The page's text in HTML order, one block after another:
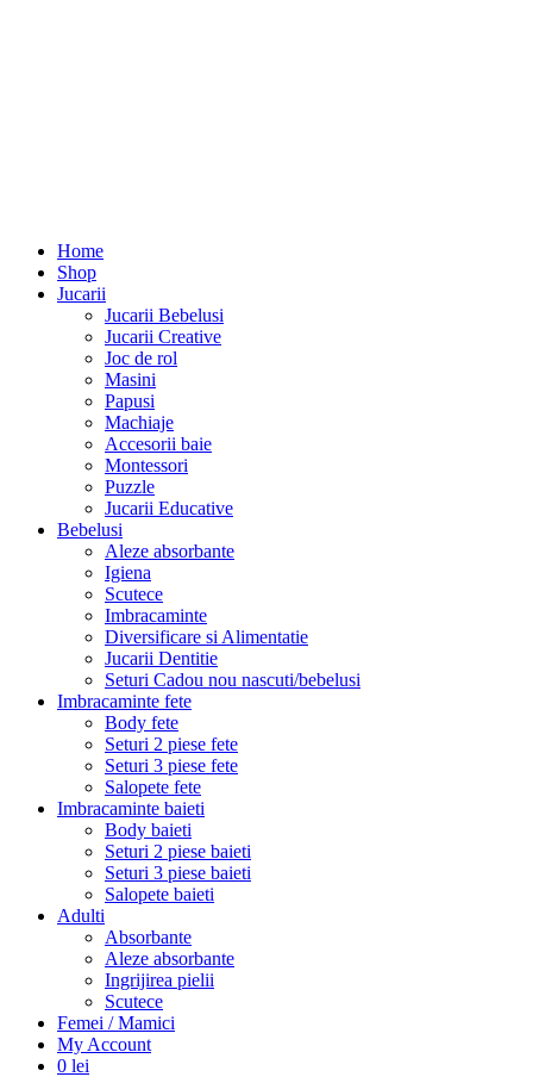
Home
Shop
Jucarii
Jucarii Bebelusi
Jucarii Creative
Joc de rol
Masini
Papusi
Machiaje
Accesorii baie
Montessori
Puzzle
Jucarii Educative
Bebelusi
Aleze absorbante
Igiena
Scutece
Imbracaminte
Diversificare si Alimentatie
Jucarii Dentitie
Seturi Cadou nou nascuti/bebelusi
Imbracaminte fete
Body fete
Seturi 2 piese fete
Seturi 3 piese fete
Salopete fete
Imbracaminte baieti
Body baieti
Seturi 2 piese baieti
Seturi 3 piese baieti
Salopete baieti
Adulti
Absorbante
Aleze absorbante
Ingrijirea pielii
Scutece
Femei / Mamici
My Account
0 lei